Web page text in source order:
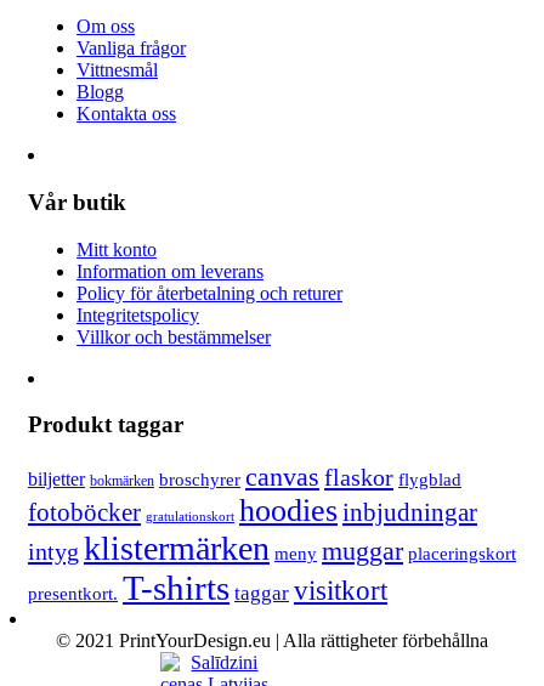
Om oss
Vanliga frågor
Vittnesmål
Blogg
Kontakta oss
Vår butik
Mitt konto
Information om leverans
Policy för återbetalning och returer
Integritetspolicy
Villkor och bestämmelser
Produkt taggar
biljetter bokmärken broschyrer canvas flaskor flygblad
fotoböcker gratulationskort hoodiesinbjudningar
intyg klistermärken meny muggar placeringskort
presentkort. T-shirts taggar visitkort
© 2021 PrintYourDesign.eu | Alla rättigheter förbehållna